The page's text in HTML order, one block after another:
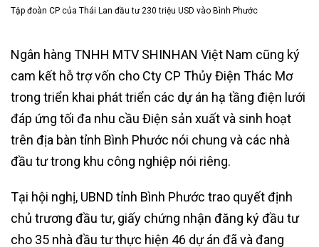
Tập đoàn CP của Thái Lan đầu tư 230 triệu USD vào Bình Phước
Ngân hàng TNHH MTV SHINHAN Việt Nam cũng ký
cam kết hỗ trợ vốn cho Cty CP Thủy Điện Thác Mơ
trong triển khai phát triển các dự án hạ tầng điện lưới
đáp ứng tối đa nhu cầu Điện sản xuất và sinh hoạt
trên địa bàn tỉnh Bình Phước nói chung và các nhà
đầu tư trong khu công nghiệp nói riêng.
Tại hội nghị, UBND tỉnh Bình Phước trao quyết định
chủ trương đầu tư, giấy chứng nhận đăng ký đầu tư
cho 35 nhà đầu tư thực hiện 46 dự án đã và đang